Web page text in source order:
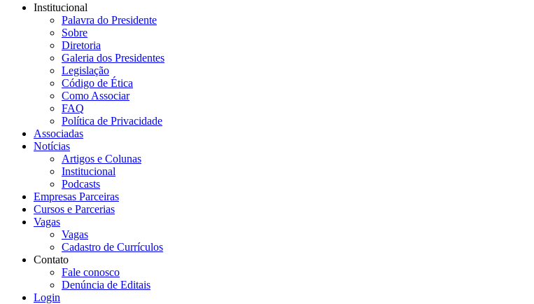
Institucional
Palavra do Presidente
Sobre
Diretoria
Galeria dos Presidentes
Legislação
Código de Ética
Como Associar
FAQ
Política de Privacidade
Associadas
Notícias
Artigos e Colunas
Institucional
Podcasts
Empresas Parceiras
Cursos e Parcerias
Vagas
Vagas
Cadastro de Currículos
Contato
Fale conosco
Denúncia de Editais
Login